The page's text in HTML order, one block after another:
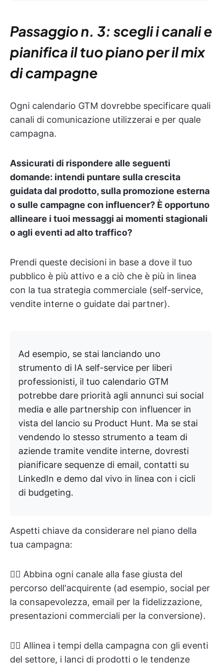
Passaggio n. 3: scegli i canali e
pianifica il tuo piano per il mix
di campagne
Ogni calendario GTM dovrebbe specificare quali
canali di comunicazione utilizzerai e per quale
campagna.
Assicurati di rispondere alle seguenti
domande: intendi puntare sulla crescita
guidata dal prodotto, sulla promozione esterna
o sulle campagne con influencer? È opportuno
allineare i tuoi messaggi ai momenti stagionali
o agli eventi ad alto traffico?
Prendi queste decisioni in base a dove il tuo
pubblico è più attivo e a ciò che è più in linea
con la tua strategia commerciale (self-service,
vendite interne o guidate dai partner).
Ad esempio, se stai lanciando uno
strumento di IA self-service per liberi
professionisti, il tuo calendario GTM
potrebbe dare priorità agli annunci sui social
media e alle partnership con influencer in
vista del lancio su Product Hunt. Ma se stai
vendendo lo stesso strumento a team di
aziende tramite vendite interne, dovresti
pianificare sequenze di email, contatti su
LinkedIn e demo dal vivo in linea con i cicli
di budgeting.
Aspetti chiave da considerare nel piano della
tua campagna:
👉🏻 Abbina ogni canale alla fase giusta del
percorso dell'acquirente (ad esempio, social per
la consapevolezza, email per la fidelizzazione,
presentazioni commerciali per la conversione).
👉🏻 Allinea i tempi della campagna con gli eventi
del settore, i lanci di prodotti o le tendenze